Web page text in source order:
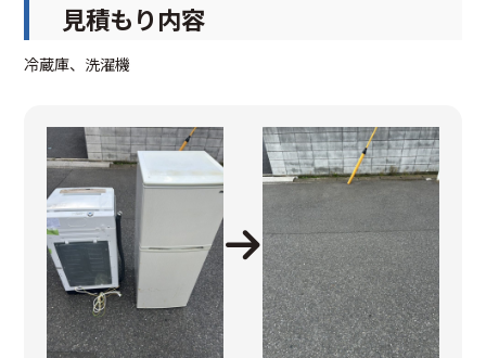
見積もり内容
冷蔵庫、洗濯機